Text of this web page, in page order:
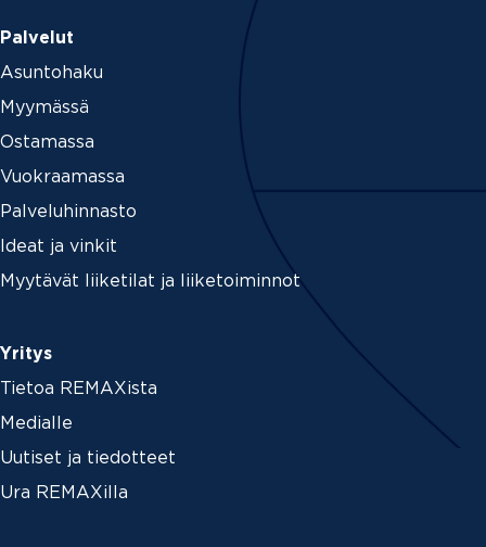
Palvelut
Asuntohaku
Myymässä
Ostamassa
Vuokraamassa
Palveluhinnasto
Ideat ja vinkit
Myytävät liiketilat ja liiketoiminnot
Yritys
Tietoa REMAXista
Medialle
Uutiset ja tiedotteet
Ura REMAXilla